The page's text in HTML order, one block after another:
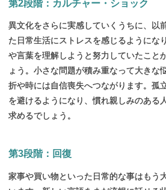
第2段階： カルチャー・ ショック
異文化をさらに実感していくうちに、以
た日常生活にストレスを感じるようにな
や言葉を理解しようと努力していたこと
ょう。小さな問題が積み重なって大きな
折や時には自信喪失へつながります。孤
を避けるようになり、慣れ親しみのある
求めるでしょう。
第3段階： 回復
家事や買い物といった日常的な事はもう